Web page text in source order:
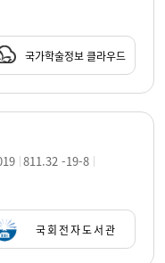
국가학술정보 클라우드
811.32 -19-8
국회전자도서관